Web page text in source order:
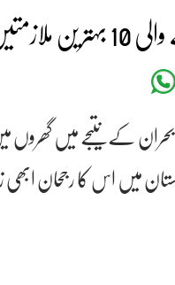
کرسکتے ہیں
کے نتیجے میں گھروں
میں اس کا رجحان